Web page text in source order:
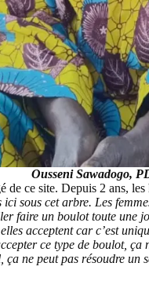
Ousseni Sawadogo,
de ce site. Depuis 2 ans,
sous cet arbre. Les
faire un boulot toute une
acceptent car c’est
ce type de boulot, ça
ne peut pas résoudre un